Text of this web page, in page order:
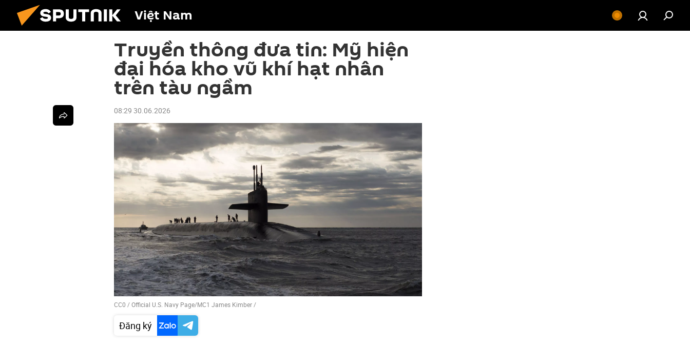
Việt Nam
Truyền thông đưa tin: Mỹ hiện
đại hóa kho vũ khí hạt nhân
trên tàu ngầm
08:29 30.06.2026
CC0 /Official U.S. Navy Page/MC1 James Kimber/
Đăng ký